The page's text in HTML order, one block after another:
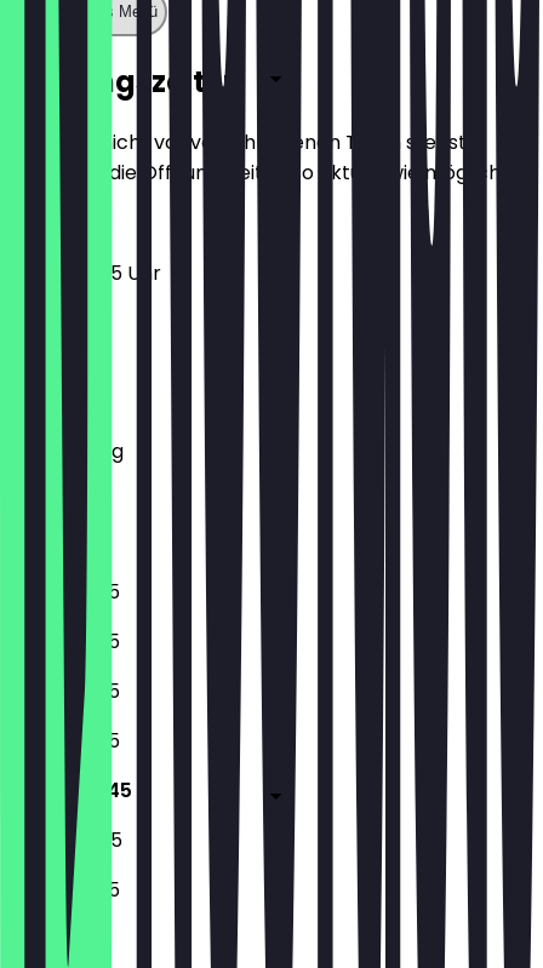
Zeige ganzes Menü
Öffnungszeiten
Damit du nicht vor verschlossenen Türen stehst,
halten wir die Öffnungszeiten so aktuell wie möglich.
11:30 - 00:45 Uhr
Montag
Dienstag
Mittwoch
Donnerstag
Freitag
Samstag
Sonntag
11:30 - 22:45
11:30 - 22:45
11:30 - 22:45
11:30 - 22:45
11:30 - 00:45
11:30 - 00:45
11:30 - 22:45